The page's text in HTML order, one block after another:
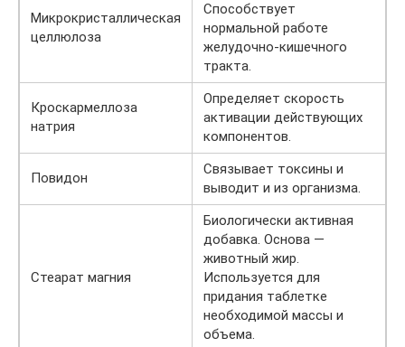
Микрокристаллическая
целлюлоза
Способствует
нормальной работе
желудочно-кишечного
тракта.
Кроскармеллоза
натрия
Определяет скорость
активации действующих
компонентов.
Повидон
Связывает токсины и
выводит и из организма.
Стеарат магния
Биологически активная
добавка. Основа —
животный жир.
Используется для
придания таблетке
необходимой массы и
объема.